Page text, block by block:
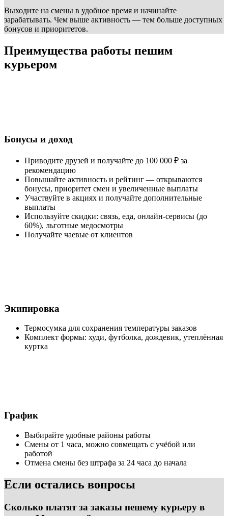
Выходите на смены в удобное время и начинайте
зарабатывать. Чем выше активность — тем больше доступных
бонусов и приоритетов.
Преимущества работы пешим
курьером
Бонусы и доход
Приводите друзей и получайте до 100 000 ₽ за
рекомендацию
Повышайте активность и рейтинг — открываются
бонусы, приоритет смен и увеличенные выплаты
Участвуйте в акциях и получайте дополнительные
выплаты
Используйте скидки: связь, еда, онлайн-сервисы (до
60%), льготные медосмотры
Получайте чаевые от клиентов
Экипировка
Термосумка для сохранения температуры заказов
Комплект формы: худи, футболка, дождевик, утеплённая
куртка
График
Выбирайте удобные районы работы
Смены от 1 часа, можно совмещать с учёбой или
работой
Отмена смены без штрафа за 24 часа до начала
Если остались вопросы
Сколько платят за заказы пешему курьеру в